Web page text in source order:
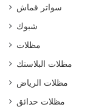
سواتر قماش
شبوك
مظلات
مظلات البلاستك
مظلات الرياض
مظلات حدائق